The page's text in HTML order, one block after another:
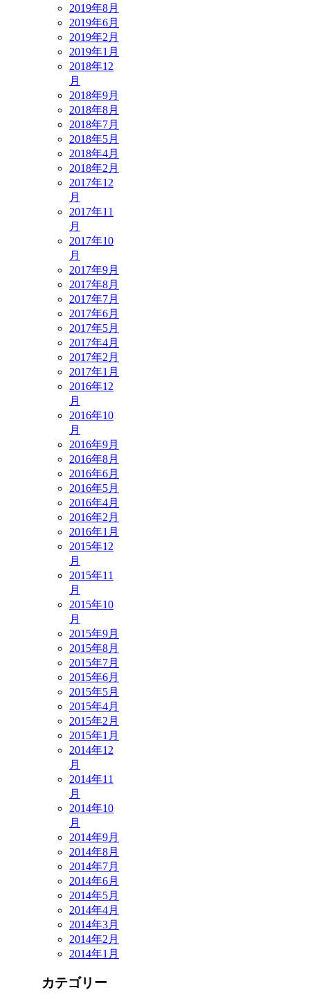
2019年8月
2019年6月
2019年2月
2019年1月
2018年12
月
2018年9月
2018年8月
2018年7月
2018年5月
2018年4月
2018年2月
2017年12
月
2017年11
月
2017年10
月
2017年9月
2017年8月
2017年7月
2017年6月
2017年5月
2017年4月
2017年2月
2017年1月
2016年12
月
2016年10
月
2016年9月
2016年8月
2016年6月
2016年5月
2016年4月
2016年2月
2016年1月
2015年12
月
2015年11
月
2015年10
月
2015年9月
2015年8月
2015年7月
2015年6月
2015年5月
2015年4月
2015年2月
2015年1月
2014年12
月
2014年11
月
2014年10
月
2014年9月
2014年8月
2014年7月
2014年6月
2014年5月
2014年4月
2014年3月
2014年2月
2014年1月
カテゴリー